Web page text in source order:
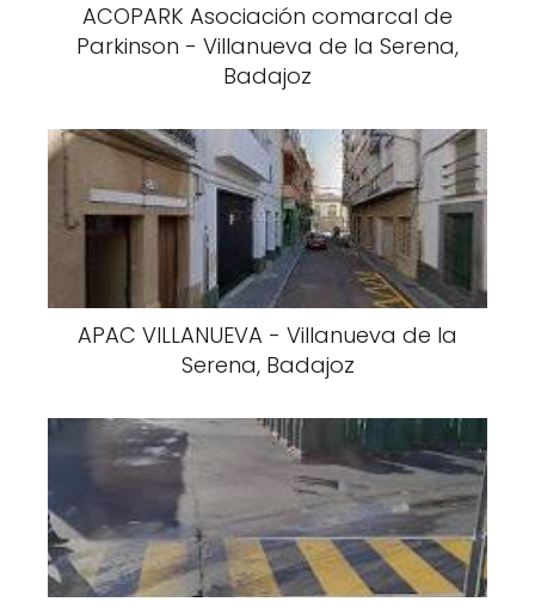
ACOPARK Asociación comarcal de
Parkinson - Villanueva de la Serena,
Badajoz
APAC VILLANUEVA - Villanueva de la
Serena, Badajoz